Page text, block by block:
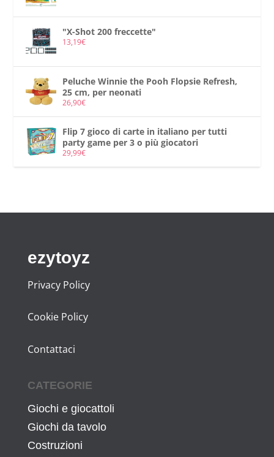
9
€
.
"X-Shot 200 freccette"
13,19€
Peluche Winnie the Pooh Flopsie Refresh,
25 cm, per neonati
26,90€
Flip 7 gioco di carte in italiano per tutti
party game per 3 o più giocatori
29,99€
ezytoyz
Privacy Policy
Cookie Policy
Contattaci
CATEGORIE
Giochi e giocattoli
Giochi da tavolo
Costruzioni